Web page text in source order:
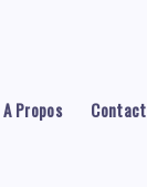
A Propos Contact